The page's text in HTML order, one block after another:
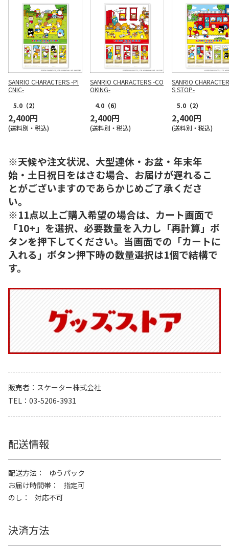
SANRIO CHARACTERS -PI
CNIC-
5.0 （2）
2,400円
(送料別・税込)
SANRIO CHARACTERS -CO
OKING-
4.0 （6）
2,400円
(送料別・税込)
SANRIO
S STOP-
5.0 （2）
2,400円
(送料別・税込)
※天候や注文状況、大型連休・お盆・年末年
始・土日祝日をはさむ場合、お届けが遅れるこ
とがございますのであらかじめご了承くださ
い。
※11点以上ご購入希望の場合は、カート画面で
「10+」を選択、必要数量を入力し「再計算」ボ
タンを押下してください。当画面での「カートに
入れる」ボタン押下時の数量選択は1個で結構で
す。
販売者
スケーター株式会社
TEL
03-5206-3931
配送情報
配送方法
ゆうパック
お届け時間帯
指定可
のし
対応不可
決済方法